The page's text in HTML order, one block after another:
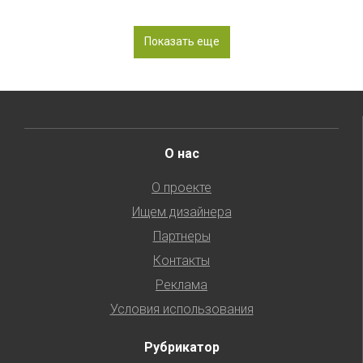
Показать еще
О нас
О проекте
Ищем дизайнера
Партнеры
Контакты
Реклама
Условия использования
Рубрикатор